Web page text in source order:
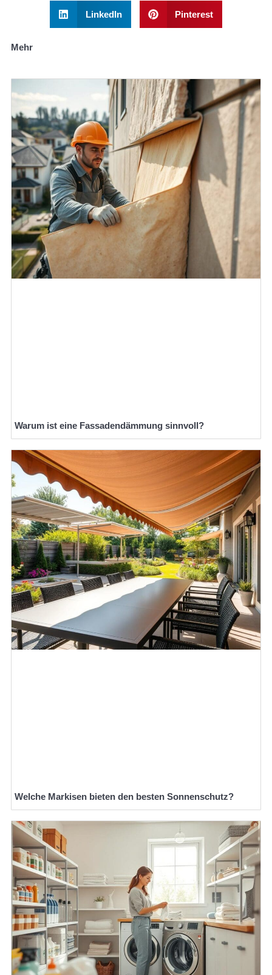
LinkedIn Pinterest
Mehr
Warum ist eine Fassadendämmung sinnvoll?
Welche Markisen bieten den besten Sonnenschutz?